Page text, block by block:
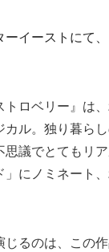
イーストにて、
ロベリー』は
ル。独り暮ら
議でとてもリ
にノミネート
るのは、この